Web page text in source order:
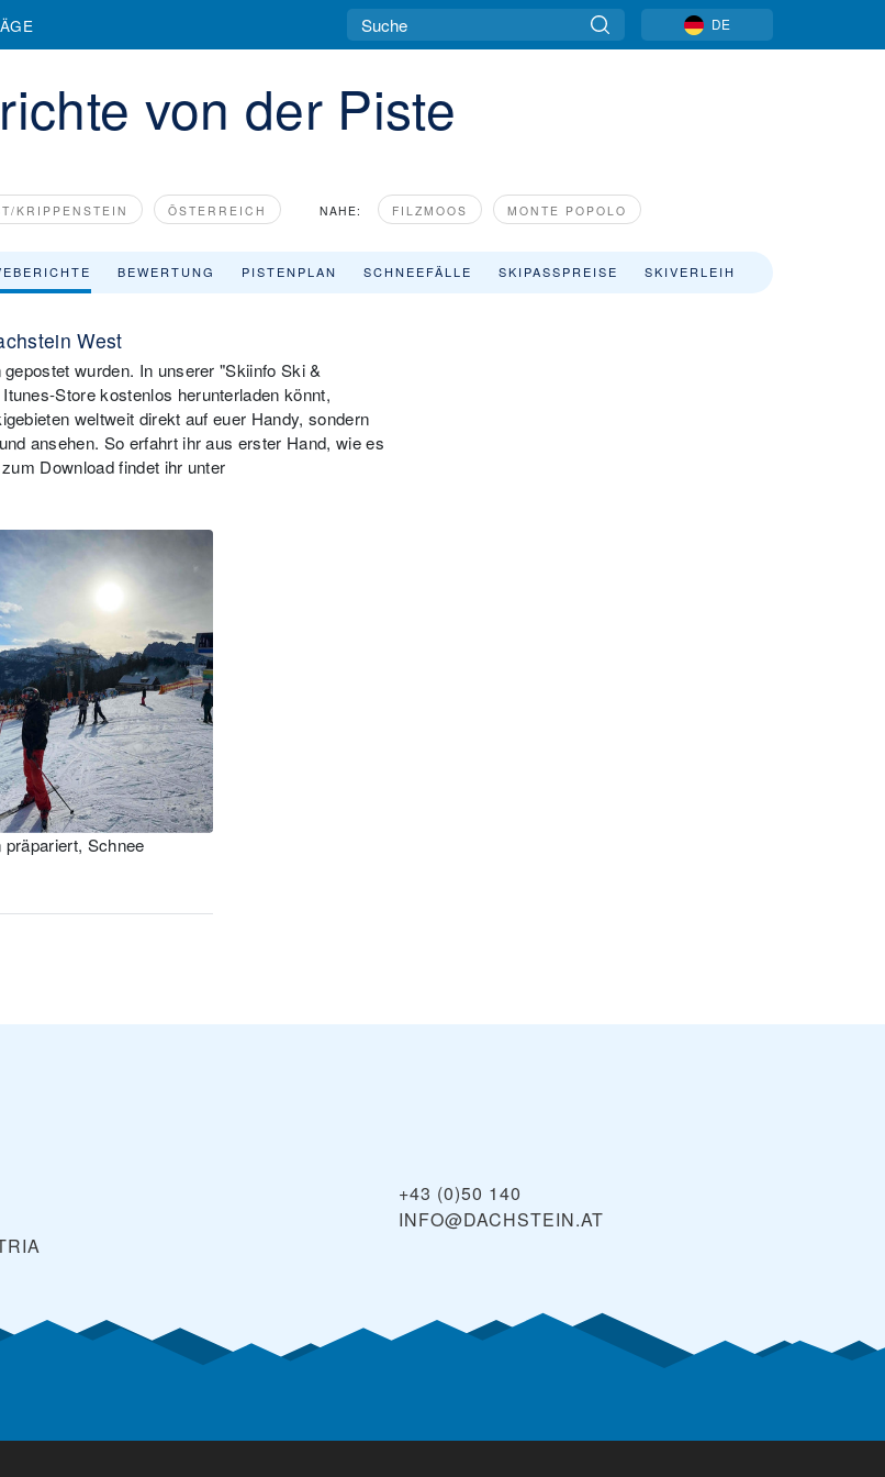
DE
von der Piste
KRIPPENSTEIN ÖSTERREICH NAHE: FILZMOOS MONTE POPOLO
BEWERTUNG PISTENPLAN SCHNEEFÄLLE SKIPASSPREISE SKIVERLEIH
West
wurden. In unserer "Skiinfo Ski &
Store kostenlos herunterladen könnt,
weltweit direkt auf euer Handy, sondern
ansehen. So erfahrt ihr aus erster Hand, wie es
Download findet ihr unter
Schnee
+43 (0)50 140
INFO@DACHSTEIN.AT